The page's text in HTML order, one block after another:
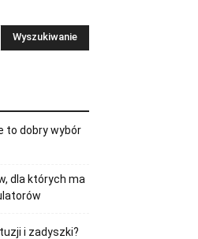
to dobry wybór
dla których ma
i zadyszki?